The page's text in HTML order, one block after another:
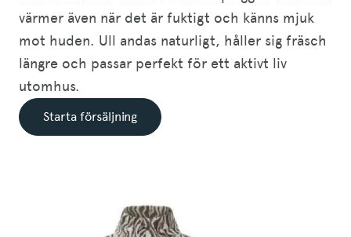
värmer även när det är fuktigt och känns mjuk
mot huden. Ull andas naturligt, håller sig fräsch
längre och passar perfekt för ett aktivt liv
utomhus.
Starta försäljning